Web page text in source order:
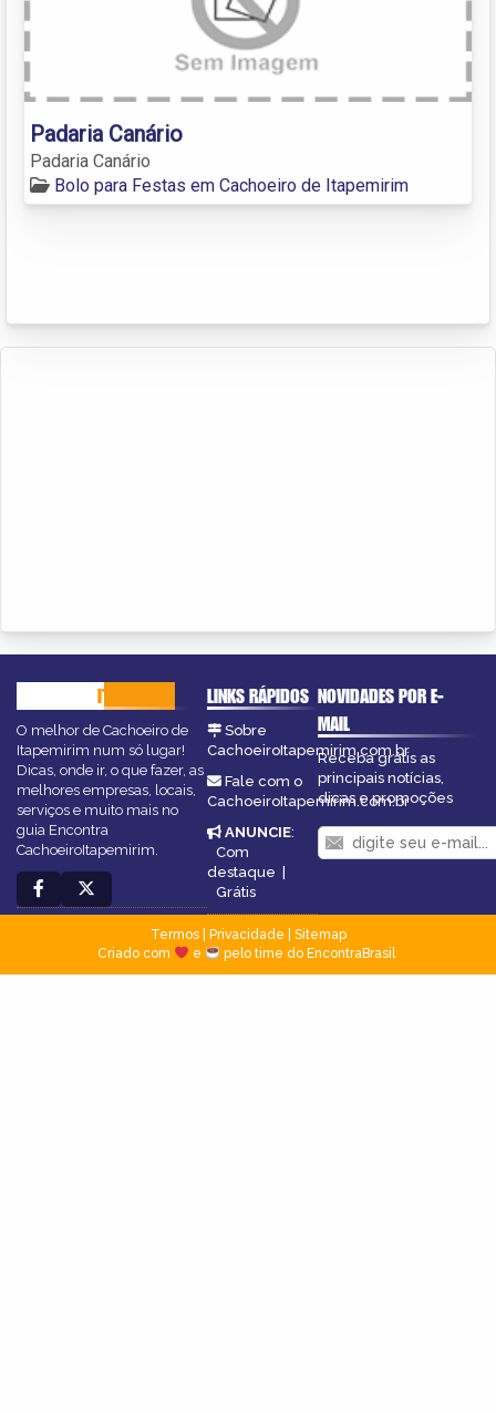
Padaria Canário
Padaria Canário
Bolo para Festas em Cachoeiro de Itapemirim
ITAPEMIRIM
O melhor de Cachoeiro de
Itapemirim num só lugar!
Dicas, onde ir, o que fazer, as
melhores empresas, locais,
serviços e muito mais no
guia Encontra
CachoeiroItapemirim.
LINKS RÁPIDOS
Sobre
CachoeiroItapemirim.com.br
Fale com o
CachoeiroItapemirim.com.br
ANUNCIE:
Com
destaque |
Grátis
NOVIDADES POR E-
MAIL
Receba grátis as
principais notícias,
dicas e promoções
Termos| Privacidade
Sitemap
Criado com
e pelo time do EncontraBrasil